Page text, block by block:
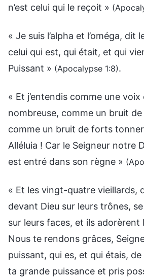
n’est celui qui le reçoit »
« Je suis l’alpha et l’oméga, dit
celui qui est, qui était, et qui
Puissant » (Apocalypse 1:8).
« Et j’entendis comme une voix
nombreuse, comme un bruit
comme un bruit de forts
Alléluia ! Car le Seigneur notre
est entré dans son règne »
« Et les vingt-quatre vieillards,
devant Dieu sur leurs trônes,
sur leurs faces, et ils adorèrent
Nous te rendons grâces,
puissant, qui es, et qui étais,
ta grande puissance et pris